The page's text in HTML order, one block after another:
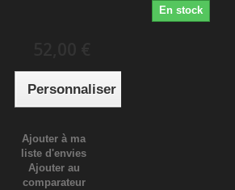
En stock
Personnaliser
Ajouter à ma
liste d'envies
Ajouter au
comparateur